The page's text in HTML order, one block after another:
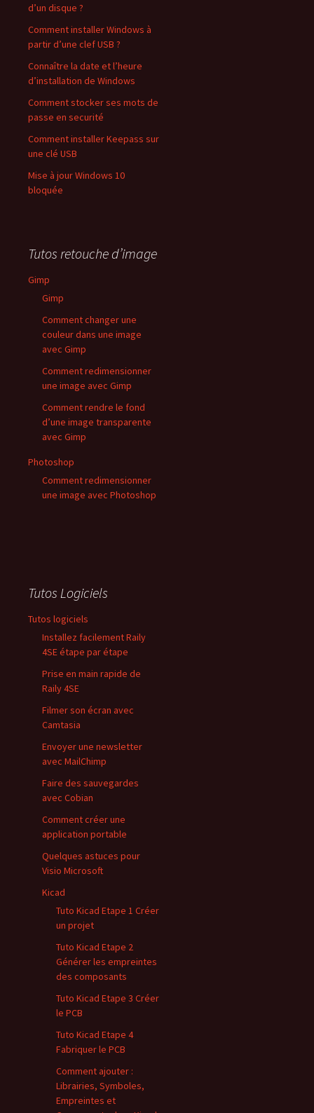
d’un disque ?
Comment installer Windows à
partir d’une clef USB ?
Connaître la date et l’heure
d’installation de Windows
Comment stocker ses mots de
passe en securité
Comment installer Keepass sur
une clé USB
Mise à jour Windows 10
bloquée
Tutos retouche d’image
Gimp
Gimp
Comment changer une
couleur dans une image
avec Gimp
Comment redimensionner
une image avec Gimp
Comment rendre le fond
d’une image transparente
avec Gimp
Photoshop
Comment redimensionner
une image avec Photoshop
Tutos Logiciels
Tutos logiciels
Installez facilement Raily
4SE étape par étape
Prise en main rapide de
Raily 4SE
Filmer son écran avec
Camtasia
Envoyer une newsletter
avec MailChimp
Faire des sauvegardes
avec Cobian
Comment créer une
application portable
Quelques astuces pour
Visio Microsoft
Kicad
Tuto Kicad Etape 1 Créer
un projet
Tuto Kicad Etape 2
Générer les empreintes
des composants
Tuto Kicad Etape 3 Créer
le PCB
Tuto Kicad Etape 4
Fabriquer le PCB
Comment ajouter :
Librairies, Symboles,
Empreintes et